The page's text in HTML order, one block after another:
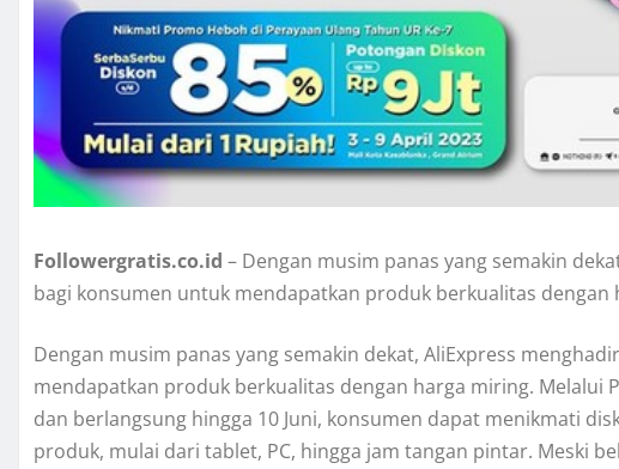
Followergratis.co.id – Dengan musim panas yang semakin
bagi konsumen untuk mendapatkan produk berkualitas dengan
Dengan musim panas yang semakin dekat, AliExpress
mendapatkan produk berkualitas dengan harga miring. Melalui
dan berlangsung hingga 10 Juni, konsumen dapat menikmati
produk, mulai dari tablet, PC, hingga jam tangan pintar. Meski